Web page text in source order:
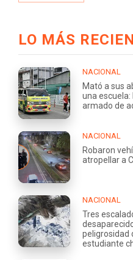
LO MÁS
NACIONAL
Mató a sus
una escuela:
armado de
NACIONAL
Robaron
atropellar a
NACIONAL
Tres
peligrosidad
estudiante